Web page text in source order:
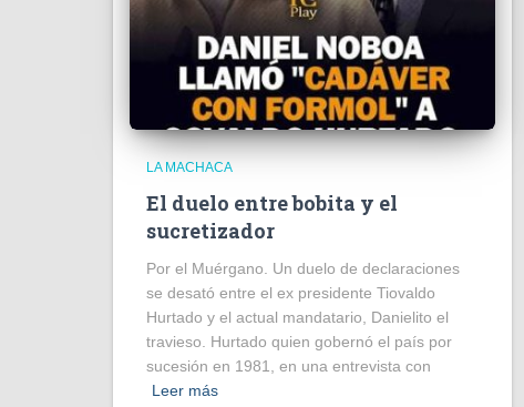
LA MACHACA
El duelo entre bobita y el
sucretizador
Por el Muérgano. Un duelo de declaraciones
se desató entre el ex presidente Tiovaldo
Hurtado y el actual mandatario, Danielito el
travieso. Hurtado quien gobernó el país por
sucesión en 1981, en una entrevista con
Leer más